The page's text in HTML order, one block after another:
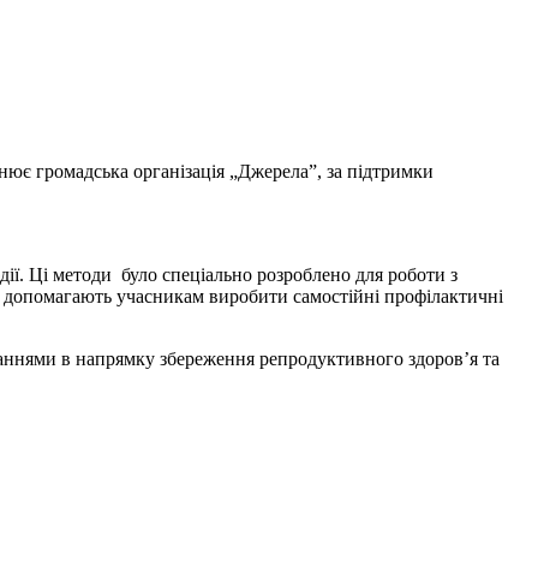
громадська організація „Джерела”, за підтримки
Ці методи було спеціально розроблено для роботи з
учасникам виробити самостійні профілактичні
в напрямку збереження репродуктивного здоров’я та